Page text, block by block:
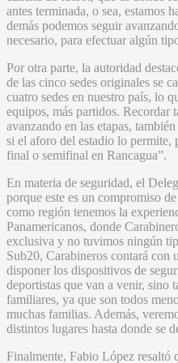
antes terminada, o sea, estamos
demás podemos seguir
necesario, para efectuar algún
Por otra parte, la autoridad
de las cinco sedes originales se
cuatro sedes en nuestro país, lo
equipos, más partidos. Recordar
avanzando en las etapas,
si el aforo del estadio lo permite,
final o semifinal en Rancagua”.
En materia de seguridad, el
porque este es un compromiso
como región tenemos la
Panamericanos, donde
exclusiva y no tuvimos ningún
Sub20, Carabineros contará con
disponer los dispositivos de
deportistas que van a venir, sino
familiares, ya que son todos
muchas familias. Además,
distintos lugares hasta donde se
Finalmente, Fabio López resaltó